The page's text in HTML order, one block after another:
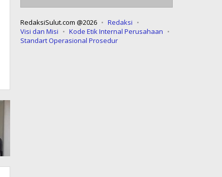
RedaksiSulut.com @2026
Redaksi
Visi dan Misi
Kode Etik Internal Perusahaan
Standart Operasional Prosedur